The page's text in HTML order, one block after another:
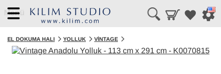
Menü
EL DOKUMA HALI YOLLUK VINTAGE